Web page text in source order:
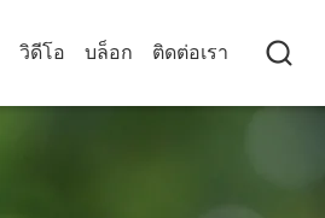
วิดีโอ บล็อก ติดต่อเรา